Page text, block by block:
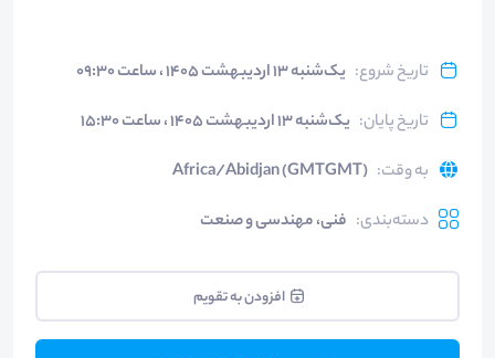
تاریخ شروع: یک‌شنبه ۱۳ اردیبهشت ۱۴۰۵ ، ساعت ۰۹:۳۰
تاریخ پایان: یک‌شنبه ۱۳ اردیبهشت ۱۴۰۵ ، ساعت ۱۵:۳۰
به وقت:
Africa/Abidjan (GMTGMT)
دسته‌بندی: فنی، مهندسی و صنعت
افزودن به تقویم